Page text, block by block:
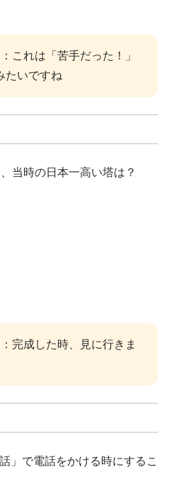
これは「苦手だった！」
たいですね
当時の日本一高い塔は？
完成した時、見に行きま
」で電話をかける時にするこ